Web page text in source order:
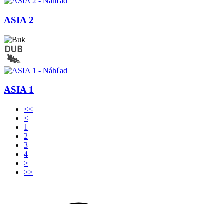
ASIA 2
ASIA 1
<<
<
1
2
3
4
>
>>